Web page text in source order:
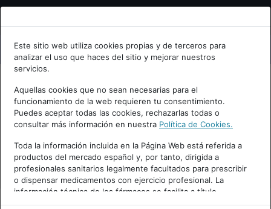
Bienvenid@ a psiquiatria.com
Escribe tu Email
Accede o regístrate con tu email.
Cancelar
Este sitio web utiliza cookies propias y de terceros para
analizar el uso que haces del sitio y mejorar nuestros
servicios.
Aquellas cookies que no sean necesarias para el
funcionamiento de la web requieren tu consentimiento.
Puedes aceptar todas las cookies, rechazarlas todas o
consultar más información en nuestra Política de Cookies.
Toda la información incluida en la Página Web está referida a
productos del mercado español y, por tanto, dirigida a
profesionales sanitarios legalmente facultados para prescribir
o dispensar medicamentos con ejercicio profesional. La
información técnica de los fármacos se facilita a título
meramente informativo, siendo responsabilidad de los